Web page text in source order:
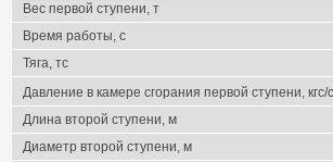
Вес первой ступени, т
Время работы, с
Тяга, тс
Давление в камере сгорания первой ступени, кгс/
Длина второй ступени, м
Диаметр второй ступени, м